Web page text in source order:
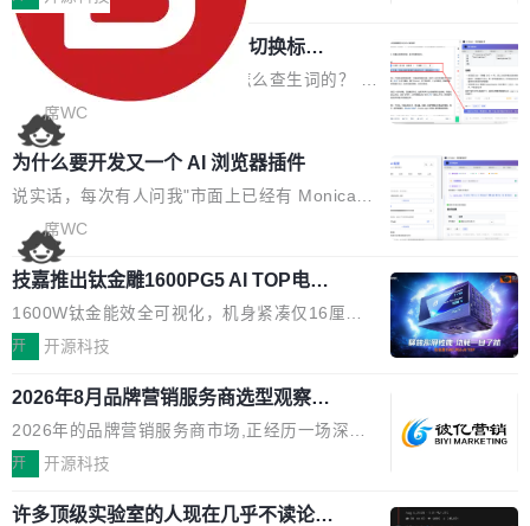
页 UI 展示效果，提升页面使用体验。 优化防切
屏提醒规则，调整为每次切屏均触发提示，提升
考试规范性。 优化登录状...
理、合同管理、项目管理、任务管理等功能模
块。系统简约，易于功能扩展，方便二次开发，
可以用来做日常 OA，CRM，ERP，业务管理等
系统。 勾股OA6.0.2版本主要是对勾股OA 6第
一个大版本发布的部分功能细节优化和bug问题
修复的版本，具体更新日志如下： 1、补全新版
本的各个审批类型的审批单导出 2、优化各个审
了:不再是争抢关键词排名,而是想办法进入AI脱
口而出的那个答案。"GEO公司推荐"这个搜索词
背后,折射的是企业面对新兴服务赛道时的集体困
惑——该信谁、看什么、怎么选。 据易观分析
《中国GEO市场产业图谱》数据,2026年中国GE
O行业规模预计达942亿元,同比增长169.7%。G
artner同期预测,传统搜索引擎访问量年内将下滑
25%,AI载体流量占比突破40%;埃森哲2025年中
国消费者调研则指出,37%的用户在有明确购买需
求时倾向于先问AI。几组数据指向一致:GEO已
从营销"加分项"变成品牌在AI时...
任意网页划词 AI 问答：不用切换标签页
的效率秘诀
看英文技术文档的时候，你是怎么查生词的？ 我
猜大多数人的流程是：选中单词 → Ctrl+C → 切
到翻译标签页 → Ctrl+V → 看翻译 → 切回原
文。遇到不懂的代码片段，再切到 ChatGPT 问
一下。来回切换几次，思路早断了。 今天介绍的
开源 Chrome 扩展 AI Helper，有一个划词浮动
工具栏功能，能让你在任意网页选中文本就直接
用 AI，完全不用切换标签页。 划词工具栏是什
么 安装 AI Helper 后，在任意网页选中文本，选
区旁边会自动浮现一个工具栏： 工具 功能 典型
场景 AI 搜索 联网搜索相关信息 看到陌生概念，
想快速了解背景 解释 让 AI 解释选中文本 读到
费解...
席WC
为什么要开发又一个 AI 浏览器插件
说实话，每次有人问我"市面上已经有 Monica、
Sider、Copilot for Chrome 这些 AI 浏览器插件
了，你为什么还要再做一个"，我都觉得这个问题
问得好。 因为我自己也是从用户变成开发者的。
现有产品的天花板 我用过不少 AI 浏览器插件。
刚开始觉得都挺好——选中一段文字，弹出解
要。但用久了你会发现，它们本质上都是同一类
东西：一个带网页上下文的聊天框。 它们能读取
页面的文本，然后把文本丢给大模型，再返回一
段回答。仅此而已。 这当然有用，但总觉得差点
意思。比如我在一个后台管理系统里，需要填50
席WC
技嘉推出钛金雕1600PG5 AI TOP电
源：为发烧级主机与本地AI算力打造旗
舰供电方案
1600W钛金能效全可视化，机身紧凑仅16厘米
继2026台北电脑展首度亮相后，技嘉科技近日正
电源专为发烧级DIY主机与本地AI算力平台打
造，整机长度仅16厘米，提供1600W额定功率
与80PLUS钛金能效；支持ATX 3.1与PCIe 5.1
规范，结合服务器级元件、完善供电线材与内置
实时LCD监控屏，可充分满足当下高阶PC主机
开 开源科技
2026年8月品牌营销服务商选型观察：
从流量思维到品牌资产思维的范式转移
2026年的品牌营销服务商市场,正经历一场深刻
的价值重构。全球全案品牌代理机构市场从2025
复合增长率达5.44%,预计2032年将突破120亿美
开 开源科技
许多顶级实验室的人现在几乎不读论文